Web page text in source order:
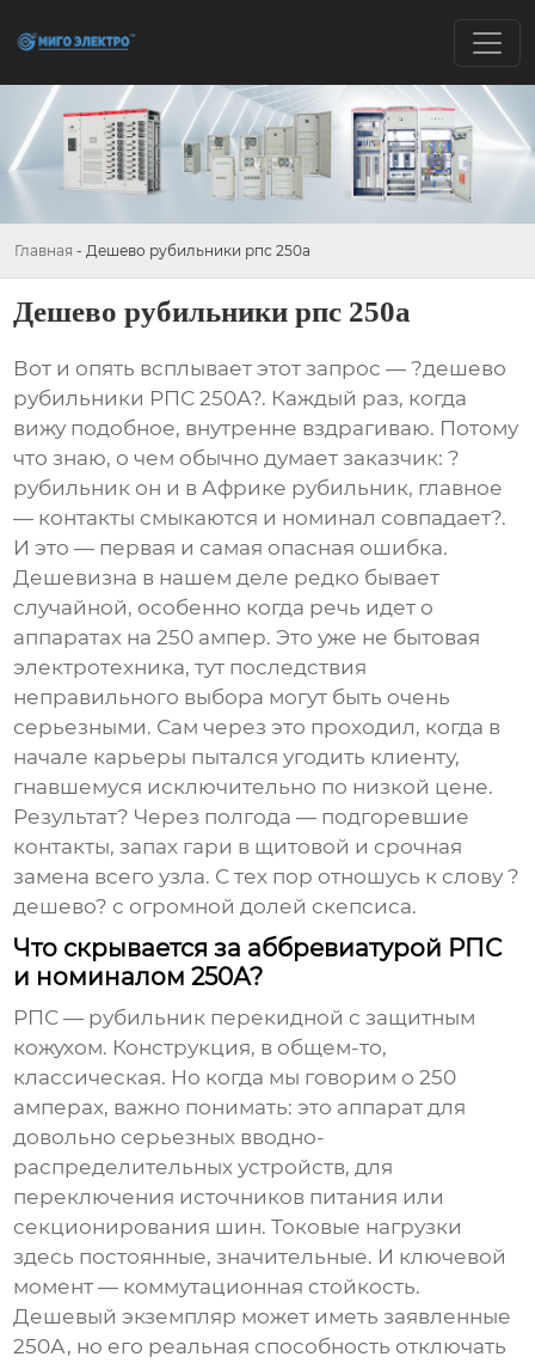
Главная - Дешево рубильники рпс 250а
Дешево рубильники рпс 250а
Вот и опять всплывает этот запрос — ?дешево
рубильники РПС 250А?. Каждый раз, когда
вижу подобное, внутренне вздрагиваю. Потому
что знаю, о чем обычно думает заказчик: ?
рубильник он и в Африке рубильник, главное
— контакты смыкаются и номинал совпадает?.
И это — первая и самая опасная ошибка.
Дешевизна в нашем деле редко бывает
случайной, особенно когда речь идет о
аппаратах на 250 ампер. Это уже не бытовая
электротехника, тут последствия
неправильного выбора могут быть очень
серьезными. Сам через это проходил, когда в
начале карьеры пытался угодить клиенту,
гнавшемуся исключительно по низкой цене.
Результат? Через полгода — подгоревшие
контакты, запах гари в щитовой и срочная
замена всего узла. С тех пор отношусь к слову ?
дешево? с огромной долей скепсиса.
Что скрывается за аббревиатурой РПС
и номиналом 250А?
РПС — рубильник перекидной с защитным
кожухом. Конструкция, в общем-то,
классическая. Но когда мы говорим о 250
амперах, важно понимать: это аппарат для
довольно серьезных вводно-
распределительных устройств, для
переключения источников питания или
секционирования шин. Токовые нагрузки
здесь постоянные, значительные. И ключевой
момент — коммутационная стойкость.
Дешевый экземпляр может иметь заявленные
250А, но его реальная способность отключать